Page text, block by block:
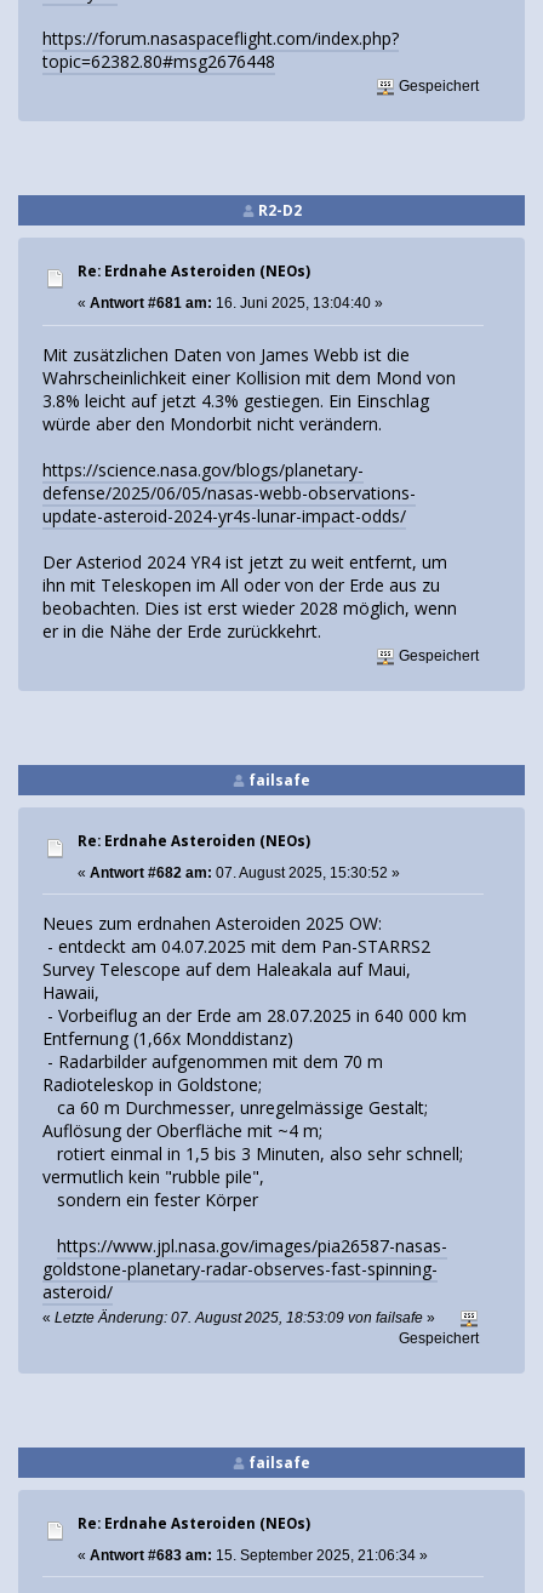
https://forum.nasaspaceflight.com/index.php?
topic=62382.80#msg2676448
Gespeichert
R2-D2
Re: Erdnahe Asteroiden (NEOs)
« Antwort #681 am: 16. Juni 2025, 13:04:40 »
Mit zusätzlichen Daten von James Webb ist die
Wahrscheinlichkeit einer Kollision mit dem Mond von
3.8% leicht auf jetzt 4.3% gestiegen. Ein Einschlag
würde aber den Mondorbit nicht verändern.
https://science.nasa.gov/blogs/planetary-
defense/2025/06/05/nasas-webb-observations-
update-asteroid-2024-yr4s-lunar-impact-odds/
Der Asteriod 2024 YR4 ist jetzt zu weit entfernt, um
ihn mit Teleskopen im All oder von der Erde aus zu
beobachten. Dies ist erst wieder 2028 möglich, wenn
er in die Nähe der Erde zurückkehrt.
Gespeichert
failsafe
Re: Erdnahe Asteroiden (NEOs)
« Antwort #682 am: 07. August 2025, 15:30:52 »
Neues zum erdnahen Asteroiden 2025 OW:
- entdeckt am 04.07.2025 mit dem Pan-STARRS2
Survey Telescope auf dem Haleakala auf Maui,
Hawaii,
- Vorbeiflug an der Erde am 28.07.2025 in 640 000 km
Entfernung (1,66x Monddistanz)
- Radarbilder aufgenommen mit dem 70 m
Radioteleskop in Goldstone;
ca 60 m Durchmesser, unregelmässige Gestalt;
Auflösung der Oberfläche mit ~4 m;
rotiert einmal in 1,5 bis 3 Minuten, also sehr schnell;
vermutlich kein "rubble pile",
sondern ein fester Körper
https://www.jpl.nasa.gov/images/pia26587-nasas-
goldstone-planetary-radar-observes-fast-spinning-
asteroid/
« Letzte Änderung: 07. August 2025, 18:53:09 von failsafe »
Gespeichert
failsafe
Re: Erdnahe Asteroiden (NEOs)
« Antwort #683 am: 15. September 2025, 21:06:34 »